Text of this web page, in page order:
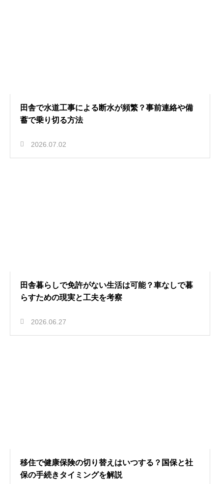
田舎で水道工事による断水が頻繁？事前連絡や備
蓄で乗り切る方法
2026.07.02
田舎暮らしで免許がない生活は可能？車なしで暮
らすための現実と工夫を考察
2026.06.27
移住で健康保険の切り替えはいつする？国保と社
保の手続きタイミングを解説